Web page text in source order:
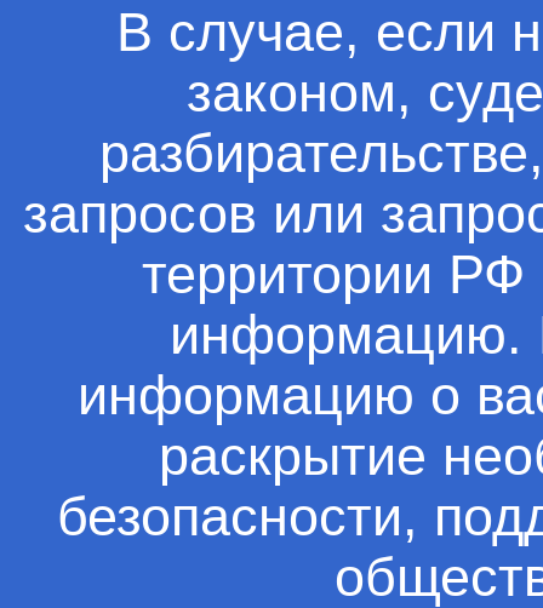
В случае, если
законом,
запросов или
территории
информацию.
информацию о
раскрытие
безопасности,